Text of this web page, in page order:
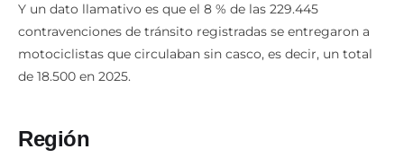
Y un dato llamativo es que el 8 % de las 229.445
contravenciones de tránsito registradas se entregaron a
motociclistas que circulaban sin casco, es decir, un total
de 18.500 en 2025.
Región